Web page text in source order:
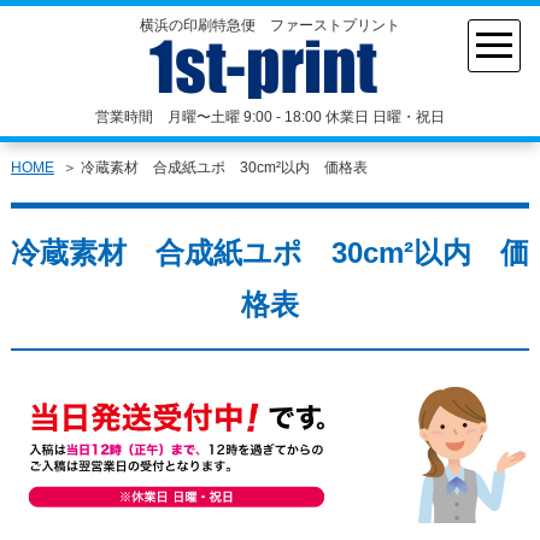
横浜の印刷特急便 ファーストプリント
営業時間 月曜〜土曜 9:00 - 18:00 休業日 日曜・祝日
HOME 冷蔵素材 合成紙ユポ 30cm²以内 価格表
冷蔵素材 合成紙ユポ 30cm²以内 価
格表